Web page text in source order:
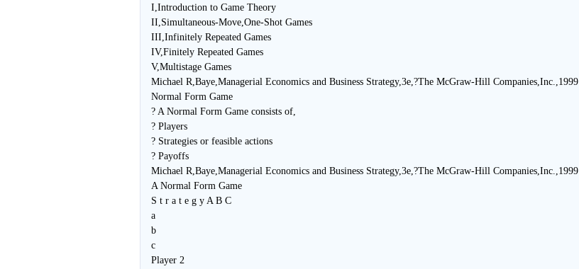
I,Introduction to Game Theory
II,Simultaneous-Move,One-Shot Games
III,Infinitely Repeated Games
IV,Finitely Repeated Games
V,Multistage Games
Michael R,Baye,Managerial Economics and Business Strategy,3e,?The McGraw-Hill Companies,Inc.,1999
Normal Form Game
? A Normal Form Game consists of,
? Players
? Strategies or feasible actions
? Payoffs
Michael R,Baye,Managerial Economics and Business Strategy,3e,?The McGraw-Hill Companies,Inc.,1999
A Normal Form Game
S t r a t e g y A B C
a
b
c
Player 2